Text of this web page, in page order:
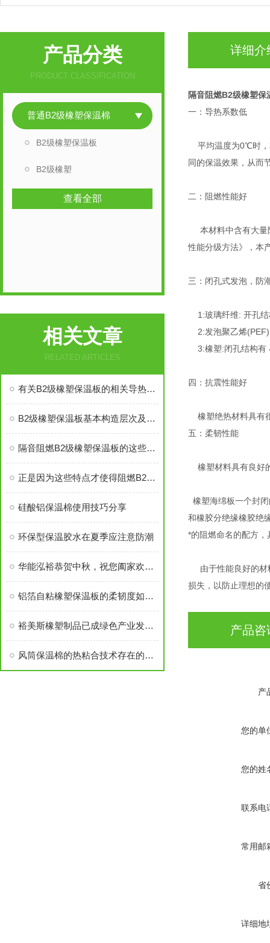
产品分类
PRODUCT CLASSIFICATION
普通B2级橡塑保温棉
B2级橡塑保温板
B2级橡塑
查看全部
相关文章
RELATED ARTICLES
有关B2级橡塑保温板的相关导热系数说明
B2级橡塑保温板基本构造层次及节能应用
隔音阻燃B2级橡塑保温板的这些特点你都了解清楚了吗？
正是因为这些特点才使得阻燃B2级橡塑保温板有很好的应用
硅酸铝保温棉使用技巧分享
环保型保温胶水在夏季应注意防潮
华能泓裕恭贺中秋，祝您阖家欢乐！
铝箔自粘橡塑保温板的柔韧度如何实现？
裕美斯橡塑制品已成绿色产业发展“主旋律”
风筒保温棉的热粘合技术存在的问题分析
详细介
隔音阻燃B2级橡塑保
一：导热系数低
平均温度为0℃时，
同的保温效果，从而
二：阻燃性能好
本材料中含有大量
性能分级方法》，本
三：闭孔式发泡，防
1:玻璃纤维: 开孔结
2:发泡聚乙烯
3:橡塑:闭孔结构有
四：抗震性能好
橡塑绝热材料具有
五：柔韧性能
橡塑材料具有良好
橡塑海绵板一个封
和橡胶分绝缘橡胶绝
*的阻燃命名的配方
由于性能良好的材
损失，以防止理想的
产品咨
产
您的单
您的姓
联系电
常用邮
省
详细地